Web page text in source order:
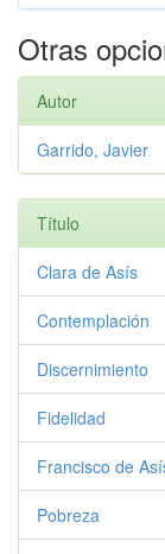
Otras
Autor
Garrido, Javier
Título
Clara de Asís
Contemplación
Discernimiento
Fidelidad
Francisco de
Pobreza